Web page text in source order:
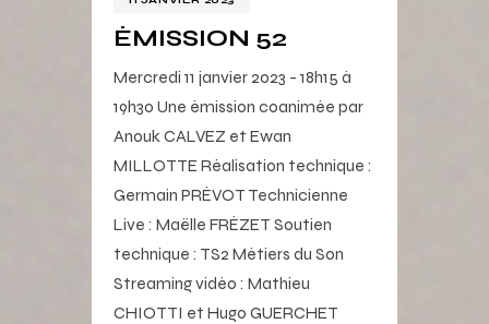
ÉMISSION 52
Mercredi 11 janvier 2023 - 18h15 à
19h30 Une émission coanimée par
Anouk CALVEZ et Ewan
MILLOTTE Réalisation technique :
Germain PRÉVOT Technicienne
Live : Maëlle FRÉZET Soutien
technique : TS2 Métiers du Son
Streaming vidéo : Mathieu
CHIOTTI et Hugo GUERCHET